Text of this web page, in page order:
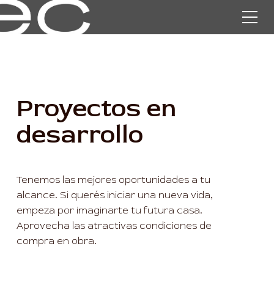
Proyectos en
desarrollo
Tenemos las mejores oportunidades a tu
alcance. Si querés iniciar una nueva vida,
empeza por imaginarte tu futura casa.
Aprovecha las atractivas condiciones de
compra en obra.